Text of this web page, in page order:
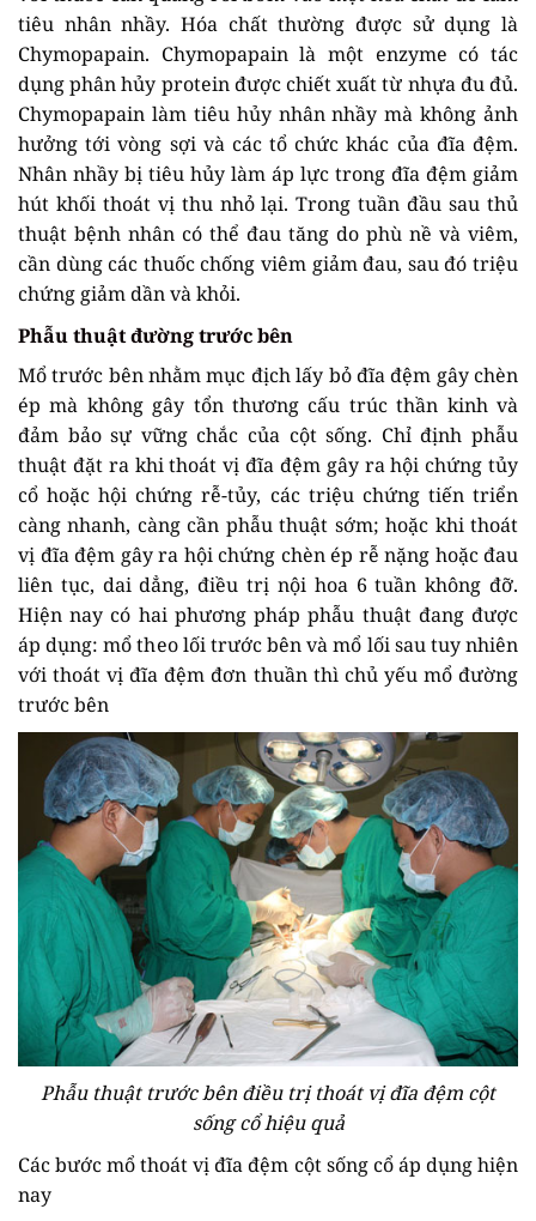
tiêu nhân nhầy. Hóa chất thường được sử dụng là
Chymopapain. Chymopapain là một enzyme có tác
dụng phân hủy protein được chiết xuất từ nhựa đu đủ.
Chymopapain làm tiêu hủy nhân nhầy mà không ảnh
hưởng tới vòng sợi và các tổ chức khác của đĩa đệm.
Nhân nhầy bị tiêu hủy làm áp lực trong đĩa đệm giảm
hút khối thoát vị thu nhỏ lại. Trong tuần đầu sau thủ
thuật bệnh nhân có thể đau tăng do phù nề và viêm,
cần dùng các thuốc chống viêm giảm đau, sau đó triệu
chứng giảm dần và khỏi.
Phẫu thuật đường trước bên
Mổ trước bên nhằm mục địch lấy bỏ đĩa đệm gây chèn
ép mà không gây tổn thương cấu trúc thần kinh và
đảm bảo sự vững chắc của cột sống. Chỉ định phẫu
thuật đặt ra khi thoát vị đĩa đệm gây ra hội chứng tủy
cổ hoặc hội chứng rễ-tủy, các triệu chứng tiến triển
càng nhanh, càng cần phẫu thuật sớm; hoặc khi thoát
vị đĩa đệm gây ra hội chứng chèn ép rễ nặng hoặc đau
liên tục, dai dẳng, điều trị nội hoa 6 tuần không đỡ.
Hiện nay có hai phương pháp phẫu thuật đang được
áp dụng: mổ theo lối trước bên và mổ lối sau tuy nhiên
với thoát vị đĩa đệm đơn thuần thì chủ yếu mổ đường
trước bên
Phẫu thuật trước bên điều trị thoát vị đĩa đệm cột
sống cổ hiệu quả
Các bước mổ thoát vị đĩa đệm cột sống cổ áp dụng hiện
nay